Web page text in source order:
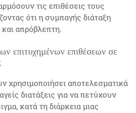
τις επιθέσεις τους
ότι η συμπαγής διάταξη
απρόβλεπτη.
επιτυχημένων επιθέσεων σε
χρησιμοποιήσει αποτελεσματικά
διατάξεις για να πετύχουν
κατά τη διάρκεια μιας